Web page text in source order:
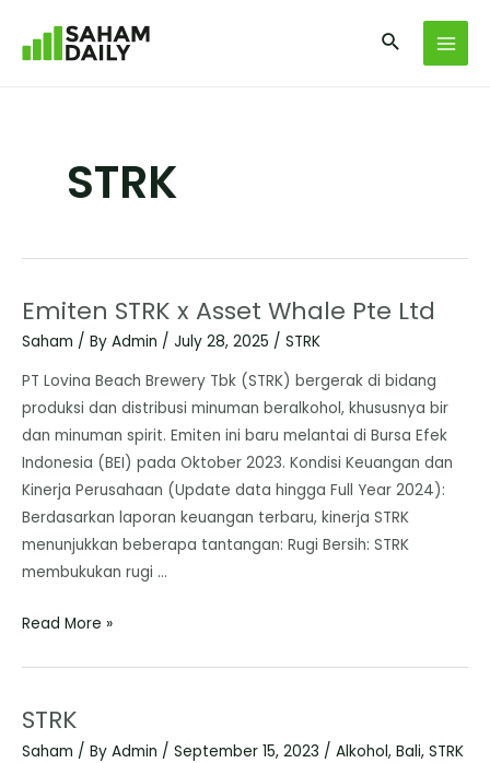
STRK
Emiten STRK x Asset Whale Pte Ltd
Saham / By Admin / July 28, 2025 / STRK
PT Lovina Beach Brewery Tbk (STRK) bergerak di bidang
produksi dan distribusi minuman beralkohol, khususnya bir
dan minuman spirit. Emiten ini baru melantai di Bursa Efek
Indonesia (BEI) pada Oktober 2023. ​Kondisi Keuangan dan
Kinerja Perusahaan (Update data hingga Full Year 2024): ​
Berdasarkan laporan keuangan terbaru, kinerja STRK
menunjukkan beberapa tantangan: ​Rugi Bersih: STRK
membukukan rugi …
Read More »
STRK
Saham / By Admin / September 15, 2023 / Alkohol, Bali, STRK